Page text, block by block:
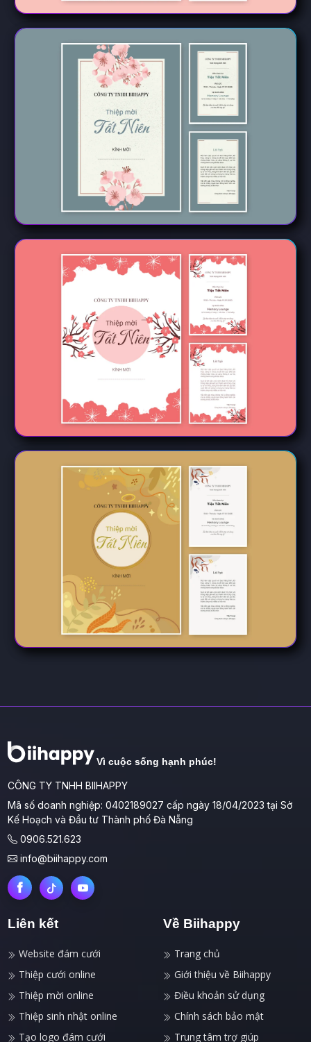
Vì cuộc sống hạnh phúc!
CÔNG TY TNHH BIIHAPPY
Mã số doanh nghiệp: 0402189027 cấp ngày 18/04/2023 tại Sở
Kế Hoạch và Đầu tư Thành phố Đà Nẵng
0906.521.623
info@biihappy.com
Liên kết
Website đám cưới
Thiệp cưới online
Thiệp mời online
Thiệp sinh nhật online
Tạo logo đám cưới
Về Biihappy
Trang chủ
Giới thiệu về Biihappy
Điều khoản sử dụng
Chính sách bảo mật
Trung tâm trợ giúp